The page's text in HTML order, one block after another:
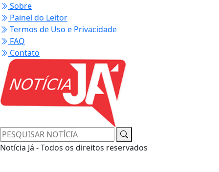
Sobre
Painel do Leitor
Termos de Uso e Privacidade
FAQ
Contato
Notícia Já - Todos os direitos reservados